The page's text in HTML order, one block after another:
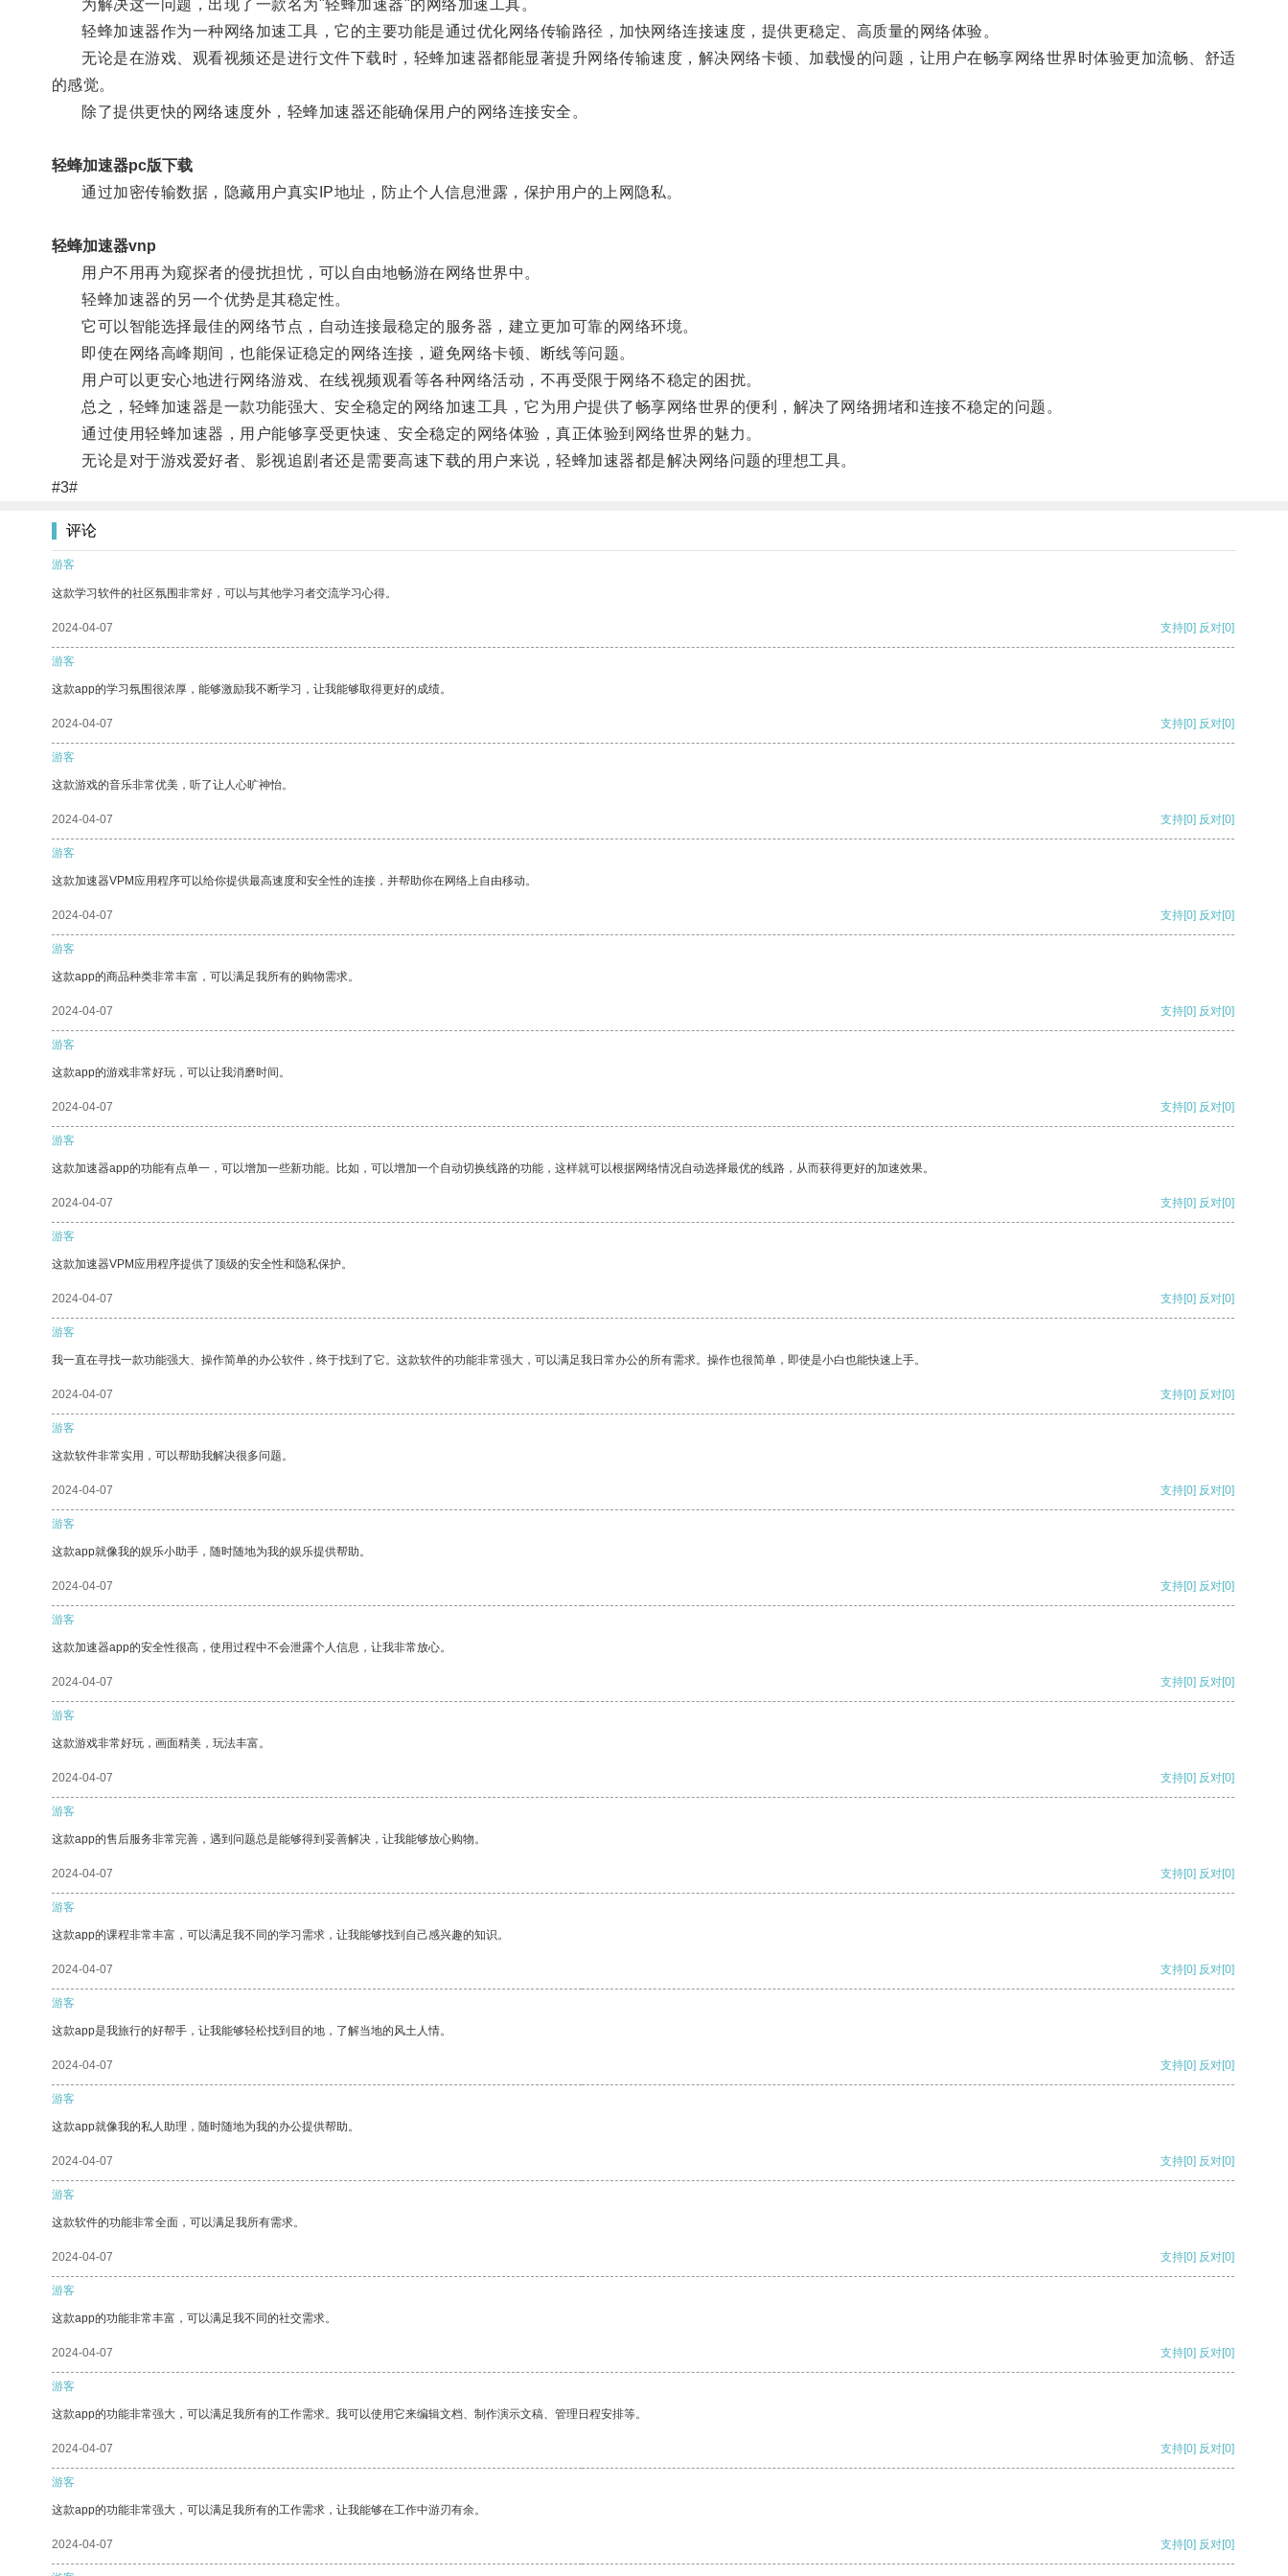
为解决这一问题，出现了一款名为"轻蜂加速器"的网络加速工具。
轻蜂加速器作为一种网络加速工具，它的主要功能是通过优化网络传输路径，加快网络连接速度，提供更稳定、高质量的网络体验。
无论是在游戏、观看视频还是进行文件下载时，轻蜂加速器都能显著提升网络传输速度，解决网络卡顿、加载慢的问题，让用户在畅享网络世界时体验更加流畅、舒适
的感觉。
除了提供更快的网络速度外，轻蜂加速器还能确保用户的网络连接安全。
轻蜂加速器pc版下载
通过加密传输数据，隐藏用户真实IP地址，防止个人信息泄露，保护用户的上网隐私。
轻蜂加速器vnp
用户不用再为窥探者的侵扰担忧，可以自由地畅游在网络世界中。
轻蜂加速器的另一个优势是其稳定性。
它可以智能选择最佳的网络节点，自动连接最稳定的服务器，建立更加可靠的网络环境。
即使在网络高峰期间，也能保证稳定的网络连接，避免网络卡顿、断线等问题。
用户可以更安心地进行网络游戏、在线视频观看等各种网络活动，不再受限于网络不稳定的困扰。
总之，轻蜂加速器是一款功能强大、安全稳定的网络加速工具，它为用户提供了畅享网络世界的便利，解决了网络拥堵和连接不稳定的问题。
通过使用轻蜂加速器，用户能够享受更快速、安全稳定的网络体验，真正体验到网络世界的魅力。
无论是对于游戏爱好者、影视追剧者还是需要高速下载的用户来说，轻蜂加速器都是解决网络问题的理想工具。
#3#
评论
游客
这款学习软件的社区氛围非常好，可以与其他学习者交流学习心得。
2024-04-07 支持[0] 反对[0]
游客
这款app的学习氛围很浓厚，能够激励我不断学习，让我能够取得更好的成绩。
2024-04-07 支持[0] 反对[0]
游客
这款游戏的音乐非常优美，听了让人心旷神怡。
2024-04-07 支持[0] 反对[0]
游客
这款加速器VPM应用程序可以给你提供最高速度和安全性的连接，并帮助你在网络上自由移动。
2024-04-07 支持[0] 反对[0]
游客
这款app的商品种类非常丰富，可以满足我所有的购物需求。
2024-04-07 支持[0] 反对[0]
游客
这款app的游戏非常好玩，可以让我消磨时间。
2024-04-07 支持[0] 反对[0]
游客
这款加速器app的功能有点单一，可以增加一些新功能。比如，可以增加一个自动切换线路的功能，这样就可以根据网络情况自动选择最优的线路，从而获得更好的加速效果。
2024-04-07 支持[0] 反对[0]
游客
这款加速器VPM应用程序提供了顶级的安全性和隐私保护。
2024-04-07 支持[0] 反对[0]
游客
我一直在寻找一款功能强大、操作简单的办公软件，终于找到了它。这款软件的功能非常强大，可以满足我日常办公的所有需求。操作也很简单，即使是小白也能快速上手。
2024-04-07 支持[0] 反对[0]
游客
这款软件非常实用，可以帮助我解决很多问题。
2024-04-07 支持[0] 反对[0]
游客
这款app就像我的娱乐小助手，随时随地为我的娱乐提供帮助。
2024-04-07 支持[0] 反对[0]
游客
这款加速器app的安全性很高，使用过程中不会泄露个人信息，让我非常放心。
2024-04-07 支持[0] 反对[0]
游客
这款游戏非常好玩，画面精美，玩法丰富。
2024-04-07 支持[0] 反对[0]
游客
这款app的售后服务非常完善，遇到问题总是能够得到妥善解决，让我能够放心购物。
2024-04-07 支持[0] 反对[0]
游客
这款app的课程非常丰富，可以满足我不同的学习需求，让我能够找到自己感兴趣的知识。
2024-04-07 支持[0] 反对[0]
游客
这款app是我旅行的好帮手，让我能够轻松找到目的地，了解当地的风土人情。
2024-04-07 支持[0] 反对[0]
游客
这款app就像我的私人助理，随时随地为我的办公提供帮助。
2024-04-07 支持[0] 反对[0]
游客
这款软件的功能非常全面，可以满足我所有需求。
2024-04-07 支持[0] 反对[0]
游客
这款app的功能非常丰富，可以满足我不同的社交需求。
2024-04-07 支持[0] 反对[0]
游客
这款app的功能非常强大，可以满足我所有的工作需求。我可以使用它来编辑文档、制作演示文稿、管理日程安排等。
2024-04-07 支持[0] 反对[0]
游客
这款app的功能非常强大，可以满足我所有的工作需求，让我能够在工作中游刃有余。
2024-04-07 支持[0] 反对[0]